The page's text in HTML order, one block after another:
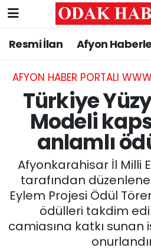
Resmi İlan Afyon
AFYON HABER PORTALI
Türkiye
Modeli
anlamlı
Afyonkarahisar İl Milli
tarafından
Eylem Projesi Ödül
ödülleri takdim
camiasına katkı
AFYONKARAHİSAR
Resmi İlan
ASAYİŞ
GÜNCEL
SİYASET
EĞİTİM
MAGAZİN
Nöbetçi Eczaneler
Hava Durumu
Trafik Durumu
Süper Lig Puan
Tüm Manşetler
Son Dakika Haberleri
Haber Arşivi